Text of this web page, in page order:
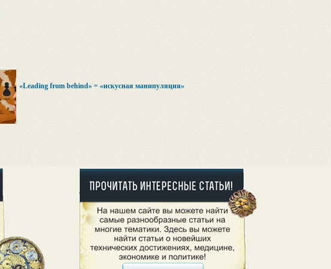
«Leading from behind» = «искусная манипуляция»